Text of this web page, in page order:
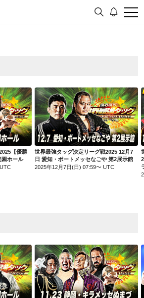
世界最強タッグ決定リーグ戦2025【優勝決定戦】12月10日 東京・後楽園ホール
【優勝
園ホール
世界最強タッグ決定リーグ戦2025 12月7日 愛知・ポートメッセなごや 第2展示館
世界最強タッグ決定リーグ戦2025 12月7
日 愛知・ポートメッセなごや 第2展示館
2025年12月7日(日) 07:59〜 UTC
世界最強タッグ決定リーグ戦2025【開幕戦】11月22日 東京・後楽園ホール(差替版) 世界最強タッグ決定リーグ戦2025 11月23日 静岡・キラメッセぬまづ